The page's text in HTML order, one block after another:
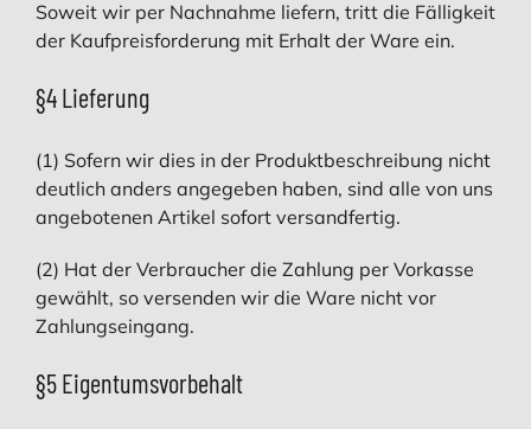
Soweit wir per Nachnahme liefern, tritt die Fälligkeit
der Kaufpreisforderung mit Erhalt der Ware ein.
§4 Lieferung
(1) Sofern wir dies in der Produktbeschreibung nicht
deutlich anders angegeben haben, sind alle von uns
angebotenen Artikel sofort versandfertig.
(2) Hat der Verbraucher die Zahlung per Vorkasse
gewählt, so versenden wir die Ware nicht vor
Zahlungseingang.
§5 Eigentumsvorbehalt